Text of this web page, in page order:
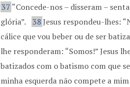
37 “Concede-nos – disseram –
glória”.
38Jesus respondeu-lhes:
cálice que vou beber ou de ser
lhe responderam: “Somos!” Jesus
batizados com o batismo com que
minha esquerda não compete a